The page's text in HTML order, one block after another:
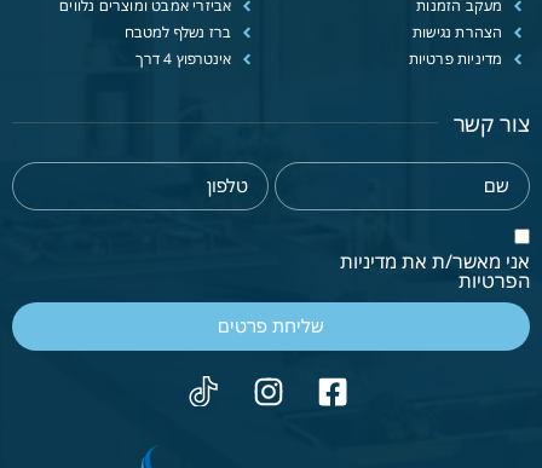
מעקב הזמנות
הצהרת נגישות
מדיניות פרטיות
אביזרי אמבט ומוצרים נלווים
ברז נשלף למטבח
אינטרפוץ 4 דרך
צור קשר
אני מאשר/ת את מדיניות
הפרטיות
שליחת פרטים